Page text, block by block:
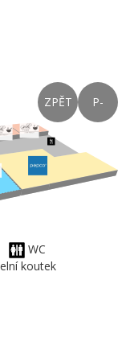
P-
ZPĚT
WC
koutek